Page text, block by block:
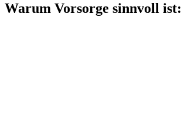
Warum Vorsorge sinnvoll ist: